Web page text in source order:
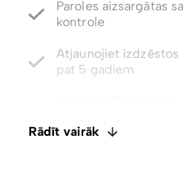
Rādīt vairāk
Atjaunojiet izdzēstos
pat 5 gadiem
Integrēts E-
ietagošana